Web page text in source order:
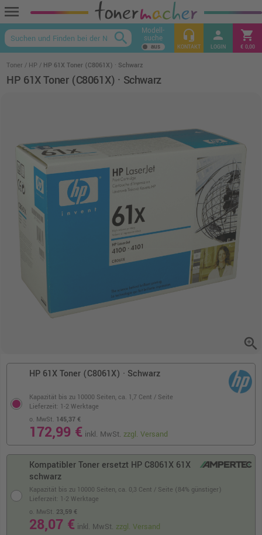
menu
keyboard_arrow_up
search Modell-
suche headset_mic
KONTAKT
person
LOGIN
shopping_cart
€ 0,00
Toner HP HP 61X Toner (C8061X) · Schwarz
HP 61X Toner (C8061X) · Schwarz
zoom_in
HP 61X Toner (C8061X) · Schwarz
Kapazität bis zu 10000 Seiten, ca. 1,7 Cent / Seite
o. MwSt. 145,37 €
172,99 € inkl. MwSt.zzgl. Versand
Lieferzeit: 1-2 Werktage
Kompatibler Toner ersetzt HP C8061X 61X
schwarz
Kapazität bis zu 10000 Seiten, ca. 0,3 Cent / Seite (84% günstiger)
o. MwSt. 23,59 €
28,07 € inkl. MwSt. zzgl. Versand
Lieferzeit: 1-2 Werktage